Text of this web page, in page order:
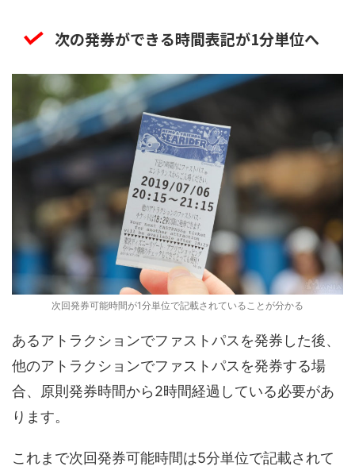
次の発券ができる時間表記が1分単位へ
次回発券可能時間が1分単位で記載されていることが分かる
あるアトラクションでファストパスを発券した後、
他のアトラクションでファストパスを発券する場
合、原則発券時間から2時間経過している必要があ
ります。
これまで次回発券可能時間は5分単位で記載されて